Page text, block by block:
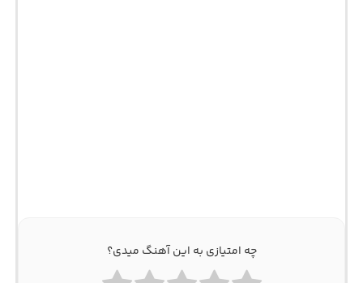
چه امتیازی به این آهنگ میدی؟